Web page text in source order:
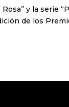
y la serie
de los